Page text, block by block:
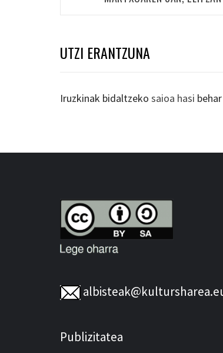
UTZI ERANTZUNA
Iruzkinak bidaltzeko saioa hasi
Publizitatea